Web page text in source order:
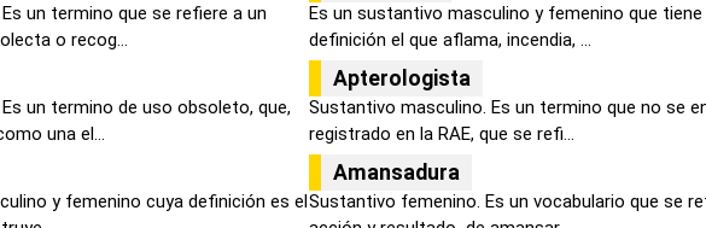
un termino que se refiere a un
o recog...
Es un sustantivo masculino y femenino que
definición el que aflama, incendia, ...
un termino de uso obsoleto, que,
una el...
Apterologista
Sustantivo masculino. Es un termino que no se
registrado en la RAE, que se refi...
y femenino cuya definición es el
Amansadura
Sustantivo femenino. Es un vocabulario que se